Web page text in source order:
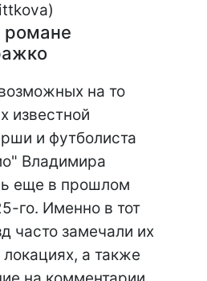
романе
на то
известной
и футболиста
Владимира
еще в прошлом
го. Именно в тот
часто замечали их
а также